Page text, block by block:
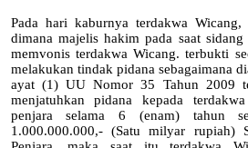
Pada hari kaburnya terdakwa Wicang,
dimana majelis hakim pada saat sidang
memvonis terdakwa Wicang. terbukti
melakukan tindak pidana sebagaimana
ayat (1) UU Nomor 35 Tahun 2009
menjatuhkan pidana kepada
penjara selama 6 (enam) tahun
1.000.000.000,- (Satu milyar rupiah)